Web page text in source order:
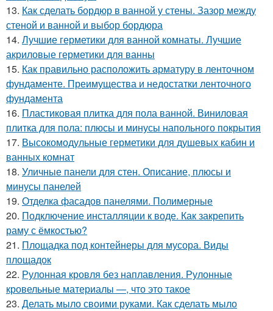
13. Как сделать бордюр в ванной у стены. Зазор между
стеной и ванной и выбор бордюра
14. Лучшие герметики для ванной комнаты. Лучшие
акриловые герметики для ванны
15. Как правильно расположить арматуру в ленточном
фундаменте. Преимущества и недостатки ленточного
фундамента
16. Пластиковая плитка для пола ванной. Виниловая
плитка для пола: плюсы и минусы напольного покрытия
17. Высокомодульные герметики для душевых кабин и
ванных комнат
18. Уличные панели для стен. Описание, плюсы и
минусы панелей
19. Отделка фасадов панелями. Полимерные
20. Подключение инсталляции к воде. Как закрепить
раму с ёмкостью?
21. Площадка под контейнеры для мусора. Виды
площадок
22. Рулонная кровля без наплавления. Рулонные
кровельные материалы —, что это такое
23. Делать мыло своими руками. Как сделать мыло